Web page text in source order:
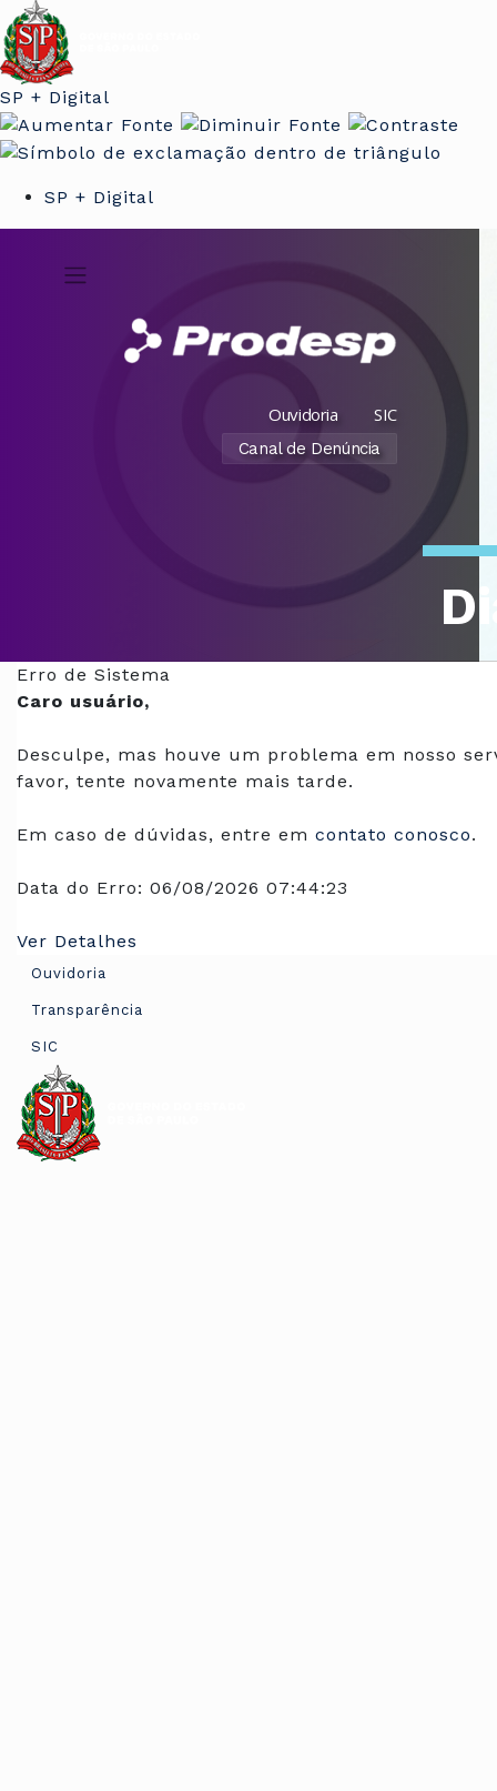
SP + Digital
SP + Digital
Ouvidoria SIC
Canal de Denúncia
Erro de Sistema
Caro usuário,
Desculpe, mas houve um problema em nosso
favor, tente novamente mais tarde.
Em caso de dúvidas, entre em contato conosco.
Data do Erro: 06/08/2026 07:44:23
Ver Detalhes
Ouvidoria
Transparência
SIC